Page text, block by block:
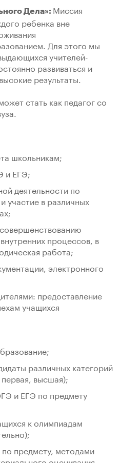
Дела»: Миссия
ребенка вне
Для этого мы
учителей-
развиваться и
результаты.
стать как педагог со
школьникам;
и ЕГЭ;
деятельности по
участие в различных
процессов, в
работа;
электронного
предоставление
учащихся
различных категорий
высшая);
и ЕГЭ по предмету
к олимпиадам
предмету, методами